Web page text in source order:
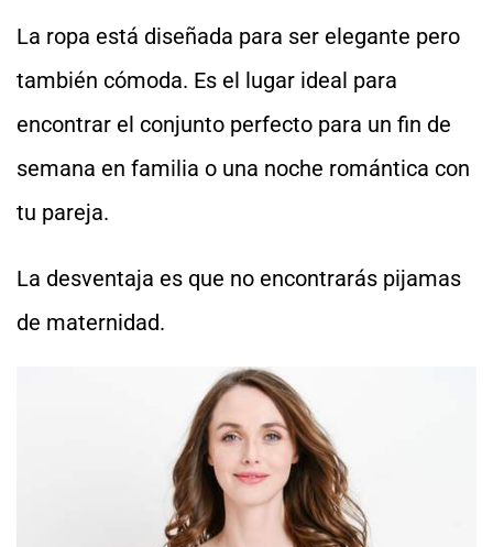
La ropa está diseñada para ser elegante pero
también cómoda. Es el lugar ideal para
encontrar el conjunto perfecto para un fin de
semana en familia o una noche romántica con
tu pareja.
La desventaja es que no encontrarás pijamas
de maternidad.